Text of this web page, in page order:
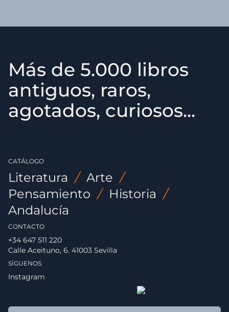
Más de 5.000 libros
antiguos, raros,
agotados, curiosos...
CATÁLOGO
Literatura / Arte /
Pensamiento / Historia /
Andalucía
CONTACTO
+34 647 511 220
Calle Aceituno, 6. 41003 Sevilla
SÍGUENOS
Instagram